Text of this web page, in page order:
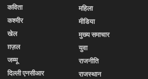
कविता
कश्मीर
खेल
ग़ज़ल
जम्मू
दिल्ली एनसीआर
महिला
मीडिया
मुख्य समाचार
युवा
राजनीति
राजस्थान